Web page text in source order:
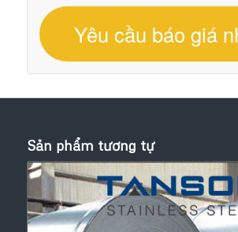
Yêu cầu báo giá
Sản phẩm tương tự